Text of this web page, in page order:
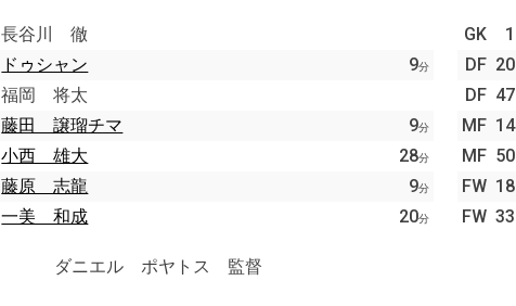
長谷川 徹
ドゥシャン 9分
福岡 将太
藤田 譲瑠チマ 9分
小西 雄大 28分
藤原 志龍 9分
一美 和成 20分
ダニエル ポヤトス 監督
GK 1
DF 20
DF 47
MF 14
MF 50
FW 18
FW 33